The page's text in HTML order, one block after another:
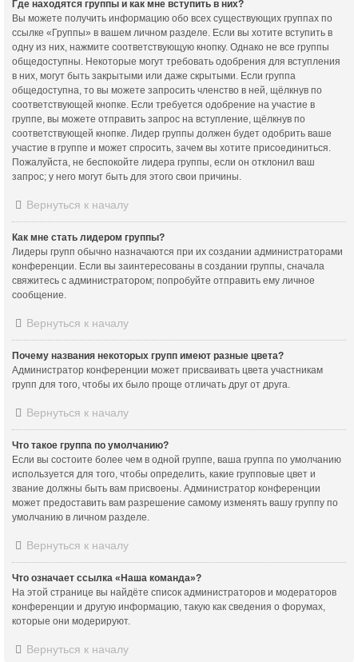
Где находятся группы и как мне вступить в них?
Вы можете получить информацию обо всех существующих группах по
ссылке «Группы» в вашем личном разделе. Если вы хотите вступить в
одну из них, нажмите соответствующую кнопку. Однако не все группы
общедоступны. Некоторые могут требовать одобрения для вступления
в них, могут быть закрытыми или даже скрытыми. Если группа
общедоступна, то вы можете запросить членство в ней, щёлкнув по
соответствующей кнопке. Если требуется одобрение на участие в
группе, вы можете отправить запрос на вступление, щёлкнув по
соответствующей кнопке. Лидер группы должен будет одобрить ваше
участие в группе и может спросить, зачем вы хотите присоединиться.
Пожалуйста, не беспокойте лидера группы, если он отклонил ваш
запрос; у него могут быть для этого свои причины.
Вернуться к началу
Как мне стать лидером группы?
Лидеры групп обычно назначаются при их создании администраторами
конференции. Если вы заинтересованы в создании группы, сначала
свяжитесь с администратором; попробуйте отправить ему личное
сообщение.
Вернуться к началу
Почему названия некоторых групп имеют разные цвета?
Администратор конференции может присваивать цвета участникам
групп для того, чтобы их было проще отличать друг от друга.
Вернуться к началу
Что такое группа по умолчанию?
Если вы состоите более чем в одной группе, ваша группа по умолчанию
используется для того, чтобы определить, какие групповые цвет и
звание должны быть вам присвоены. Администратор конференции
может предоставить вам разрешение самому изменять вашу группу по
умолчанию в личном разделе.
Вернуться к началу
Что означает ссылка «Наша команда»?
На этой странице вы найдёте список администраторов и модераторов
конференции и другую информацию, такую как сведения о форумах,
которые они модерируют.
Вернуться к началу